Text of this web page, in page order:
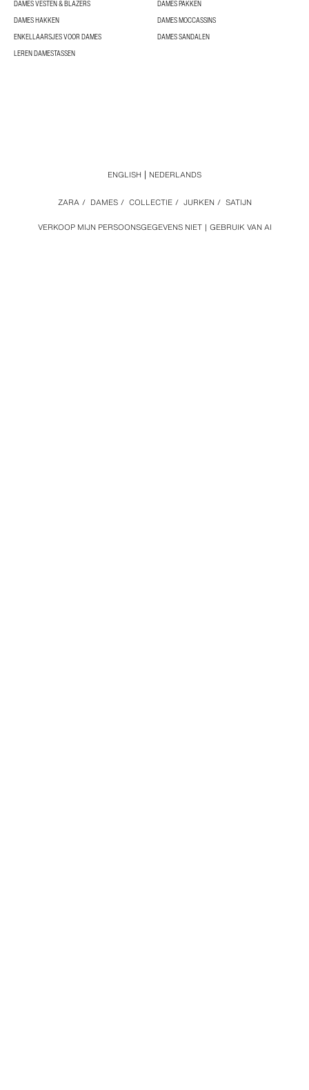
DAMES VESTEN & BLAZERS
DAMES PAKKEN
DAMES HAKKEN
DAMES MOCCASSINS
ENKELLAARSJES VOOR DAMES
DAMES SANDALEN
LEREN DAMESTASSEN
VERKOOP MIJN PERSOONSGEGEVENS NIET GEBRUIK VAN AI
ZARA / DAMES / COLLECTIE / JURKEN / SATIJN
ENGLISH NEDERLANDS